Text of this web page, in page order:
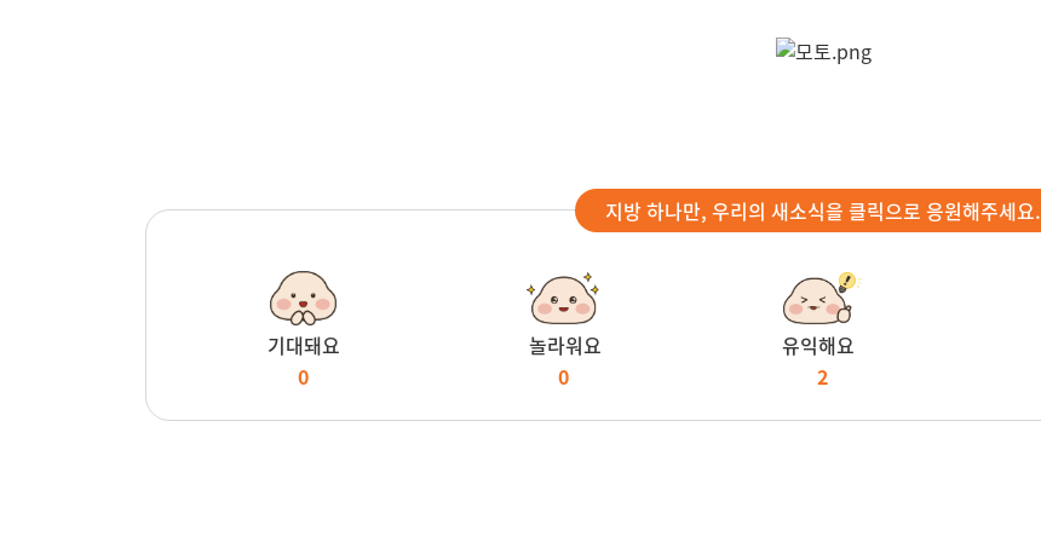
지방 하나만, 우리의 새소식을 클릭으로 응원해주세요.
기대돼요
0
놀라워요
0
유익해요
2